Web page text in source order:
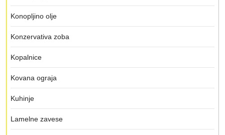
Konopljino olje
Konzervativa zoba
Kopalnice
Kovana ograja
Kuhinje
Lamelne zavese